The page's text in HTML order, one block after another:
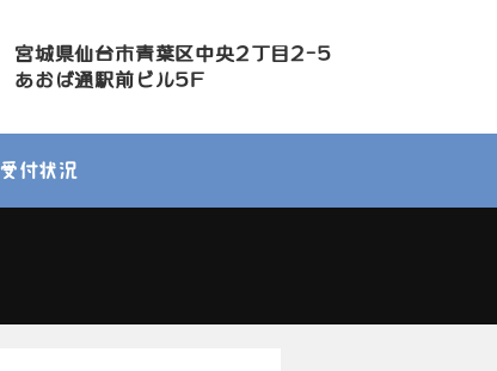
宮城県仙台市青葉区中央2丁目2-5
あおば通駅前ビル5F
受付状況